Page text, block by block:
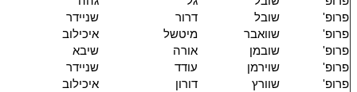
פרופ'
שובל דרור
שניידר
פרופ'
שוואבר מיטשל
איכילוב
פרופ'
שובמן אורה
שיבא
פרופ'
שוירמן עודד
שניידר
פרופ'
שוורץ דורון
איכילוב